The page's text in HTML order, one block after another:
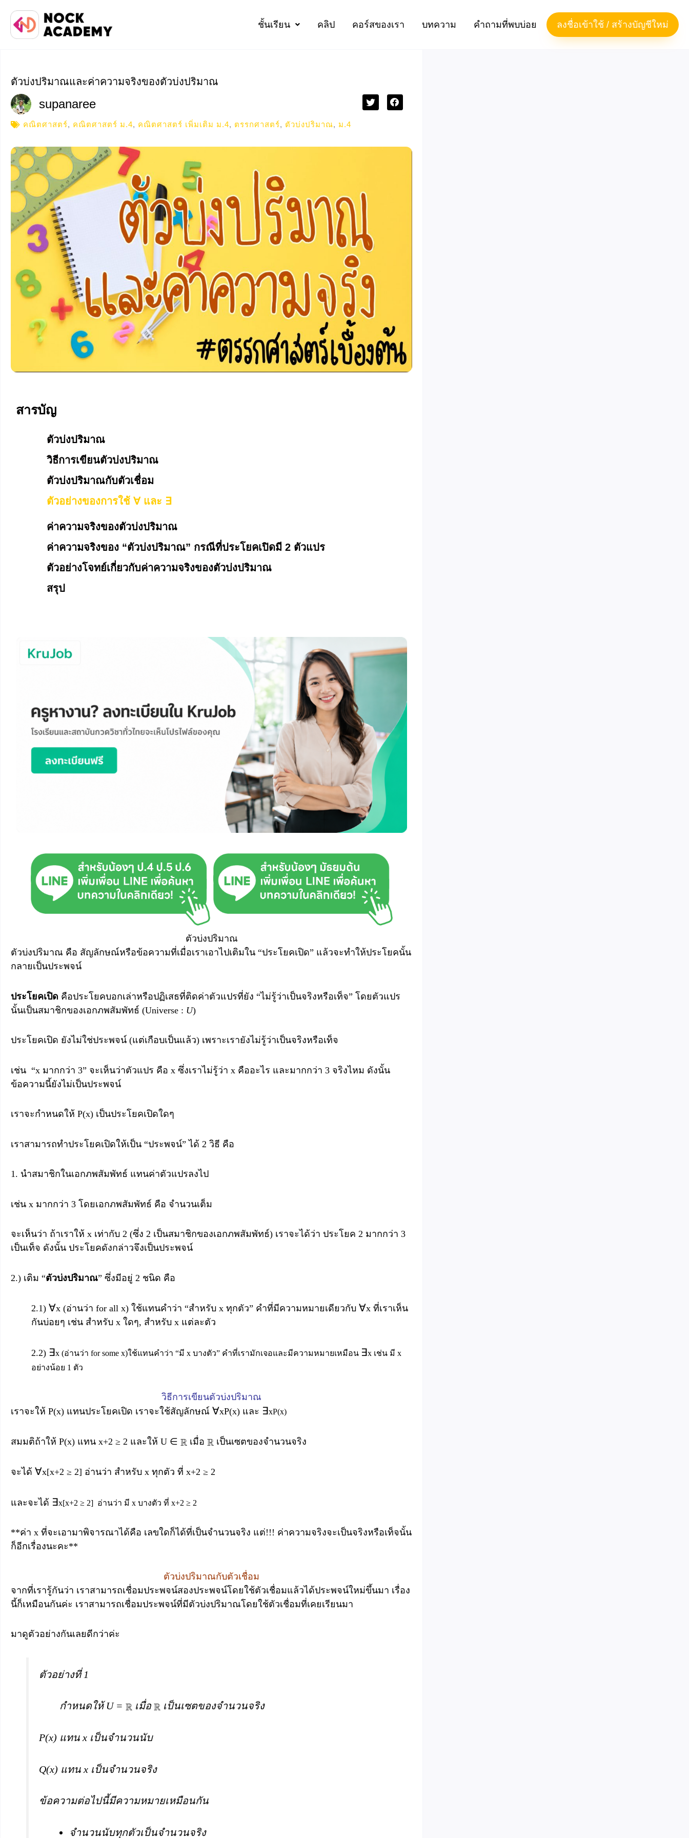
ชั้นเรียน คลิป คอร์สของเรา บทความ คำถามที่พบบ่อย ลงชื่อเข้าใช้ / สร้างบัญชีใหม่
ตัวบ่งปริมาณและค่าความจริงของตัวบ่งปริมาณ
supanaree
คณิตศาสตร์, คณิตศาสตร์ ม.4, คณิตศาสตร์ เพิ่มเติม ม.4, ตรรกศาสตร์, ตัวบ่งปริมาณ, ม.4
สารบัญ
ตัวบ่งปริมาณ
วิธีการเขียนตัวบ่งปริมาณ
ตัวบ่งปริมาณกับตัวเชื่อม
ตัวอย่างของการใช้ ∀ และ ∃
ค่าความจริงของตัวบ่งปริมาณ
ค่าความจริงของ “ตัวบ่งปริมาณ” กรณีที่ประโยคเปิดมี 2 ตัวแปร
ตัวอย่างโจทย์เกี่ยวกับค่าความจริงของตัวบ่งปริมาณ
สรุป
ตัวบ่งปริมาณ
ตัวบ่งปริมาณ คือ สัญลักษณ์หรือข้อความที่เมื่อเราเอาไปเติมใน “ประโยคเปิด” แล้วจะทำให้ประโยคนั้น
กลายเป็นประพจน์
ประโยคเปิด คือประโยคบอกเล่าหรือปฏิเสธที่ติดค่าตัวแปรที่ยัง “ไม่รู้ว่าเป็นจริงหรือเท็จ” โดยตัวแปร
นั้นเป็นสมาชิกของเอกภพสัมพัทธ์ (Universe : U)
ประโยคเปิด ยังไม่ใช่ประพจน์ (แต่เกือบเป็นแล้ว) เพราะเรายังไม่รู้ว่าเป็นจริงหรือเท็จ
เช่น “x มากกว่า 3” จะเห็นว่าตัวแปร คือ x ซึ่งเราไม่รู้ว่า x คืออะไร และมากกว่า 3 จริงไหม ดังนั้น
ข้อความนี้ยังไม่เป็นประพจน์
เราจะกำหนดให้ P(x) เป็นประโยคเปิดใดๆ
เราสามารถทำประโยคเปิดให้เป็น “ประพจน์” ได้ 2 วิธี คือ
1. นำสมาชิกในเอกภพสัมพัทธ์ แทนค่าตัวแปรลงไป
เช่น x มากกว่า 3 โดยเอกภพสัมพัทธ์ คือ จำนวนเต็ม
จะเห็นว่า ถ้าเราให้ x เท่ากับ 2 (ซึ่ง 2 เป็นสมาชิกของเอกภพสัมพัทธ์) เราจะได้ว่า ประโยค 2 มากกว่า 3
เป็นเท็จ ดังนั้น ประโยคดังกล่าวจึงเป็นประพจน์
2.) เติม “ตัวบ่งปริมาณ” ซึ่งมีอยู่ 2 ชนิด คือ
2.1) ∀x (อ่านว่า for all x) ใช้แทนคำว่า “สำหรับ x ทุกตัว” คำที่มีความหมายเดียวกับ ∀x ที่เราเห็น
กันบ่อยๆ เช่น สำหรับ x ใดๆ, สำหรับ x แต่ละตัว
2.2) ∃x (อ่านว่า for some x)ใช้แทนคำว่า “มี x บางตัว” คำที่เรามักเจอและมีความหมายเหมือน ∃x เช่น มี x
อย่างน้อย 1 ตัว
วิธีการเขียนตัวบ่งปริมาณ
เราจะให้ P(x) แทนประโยคเปิด เราจะใช้สัญลักษณ์ ∀xP(x) และ ∃xP(x)
สมมติถ้าให้ P(x) แทน x+2 ≥ 2 และให้ U ∈ เมื่อ เป็นเซตของจำนวนจริง
จะได้ ∀x[x+2 ≥ 2] อ่านว่า สำหรับ x ทุกตัว ที่ x+2 ≥ 2
และจะได้ ∃x[x+2 ≥ 2] อ่านว่า มี x บางตัว ที่ x+2 ≥ 2
**ค่า x ที่จะเอามาพิจารณาได้คือ เลขใดก็ได้ที่เป็นจำนวนจริง แต่!!! ค่าความจริงจะเป็นจริงหรือเท็จนั้น
ก็อีกเรื่องนะคะ**
ตัวบ่งปริมาณกับตัวเชื่อม
จากที่เรารู้กันว่า เราสามารถเชื่อมประพจน์สองประพจน์โดยใช้ตัวเชื่อมแล้วได้ประพจน์ใหม่ขึ้นมา เรื่อง
นี้ก็เหมือนกันค่ะ เราสามารถเชื่อมประพจน์ที่มีตัวบ่งปริมาณโดยใช้ตัวเชื่อมที่เคยเรียนมา
มาดูตัวอย่างกันเลยดีกว่าค่ะ
ตัวอย่างที่ 1
กำหนดให้ U = เมื่อ เป็นเซตของจำนวนจริง
P(x) แทน x เป็นจำนวนนับ
Q(x) แทน x เป็นจำนวนจริง
ข้อความต่อไปนี้มีความหมายเหมือนกัน
จำนวนนับทุกตัวเป็นจำนวนจริง